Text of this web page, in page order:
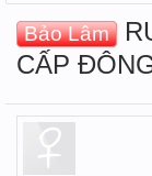
Bảo Lâm
CẤP